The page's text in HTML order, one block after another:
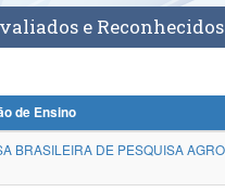
e Reconhecidos
de Ensino
BRASILEIRA DE PESQUISA